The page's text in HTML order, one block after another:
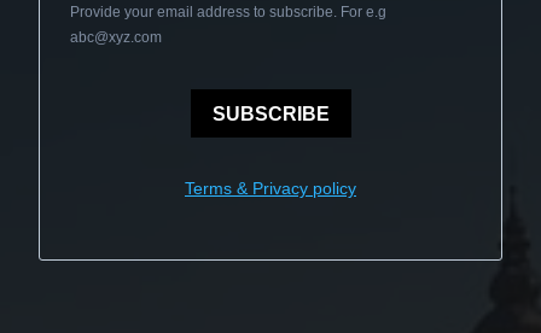
Provide your email address to subscribe. For e.g
abc@xyz.com
SUBSCRIBE
Terms & Privacy policy